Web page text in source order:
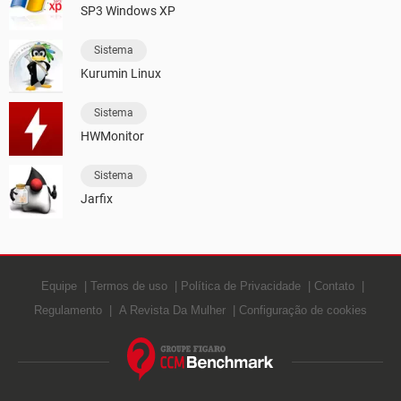
SP3 Windows XP
Sistema
Kurumin Linux
Sistema
HWMonitor
Sistema
Jarfix
Equipe Termos de uso Política de Privacidade
Contato
Regulamento
A Revista Da Mulher Configuração de cookies